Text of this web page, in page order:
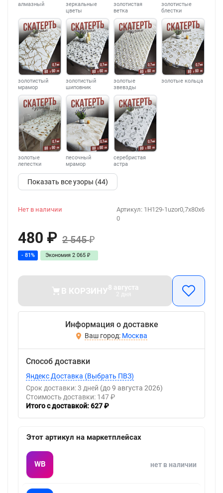
алмазный
зеркальные
цветы
золотистая
ветка
золотистые
блестки
золотистый
мрамор
золотистый
шиповник
золотые
звевзды
золотые кольца
золотые
лепестки
песочный
мрамор
серебристая
астра
Показать все узоры (44)
Артикул: 1H129-1uzor0,7x80x6
0
Нет в наличии
480 ₽ 2 545₽
- 81% Экономия 2 065 ₽
В КОРЗИНУ8 августа
Информация о доставке
Москва
Способ доставки
Яндекс Доставка (Выбрать ПВЗ)
Срок доставки: 3 дней (до 9 августа 2026)
Стоимость доставки: 147 ₽
Итого с доставкой: 627 ₽
Этот артикул на маркетплейсах
WB нет в наличии